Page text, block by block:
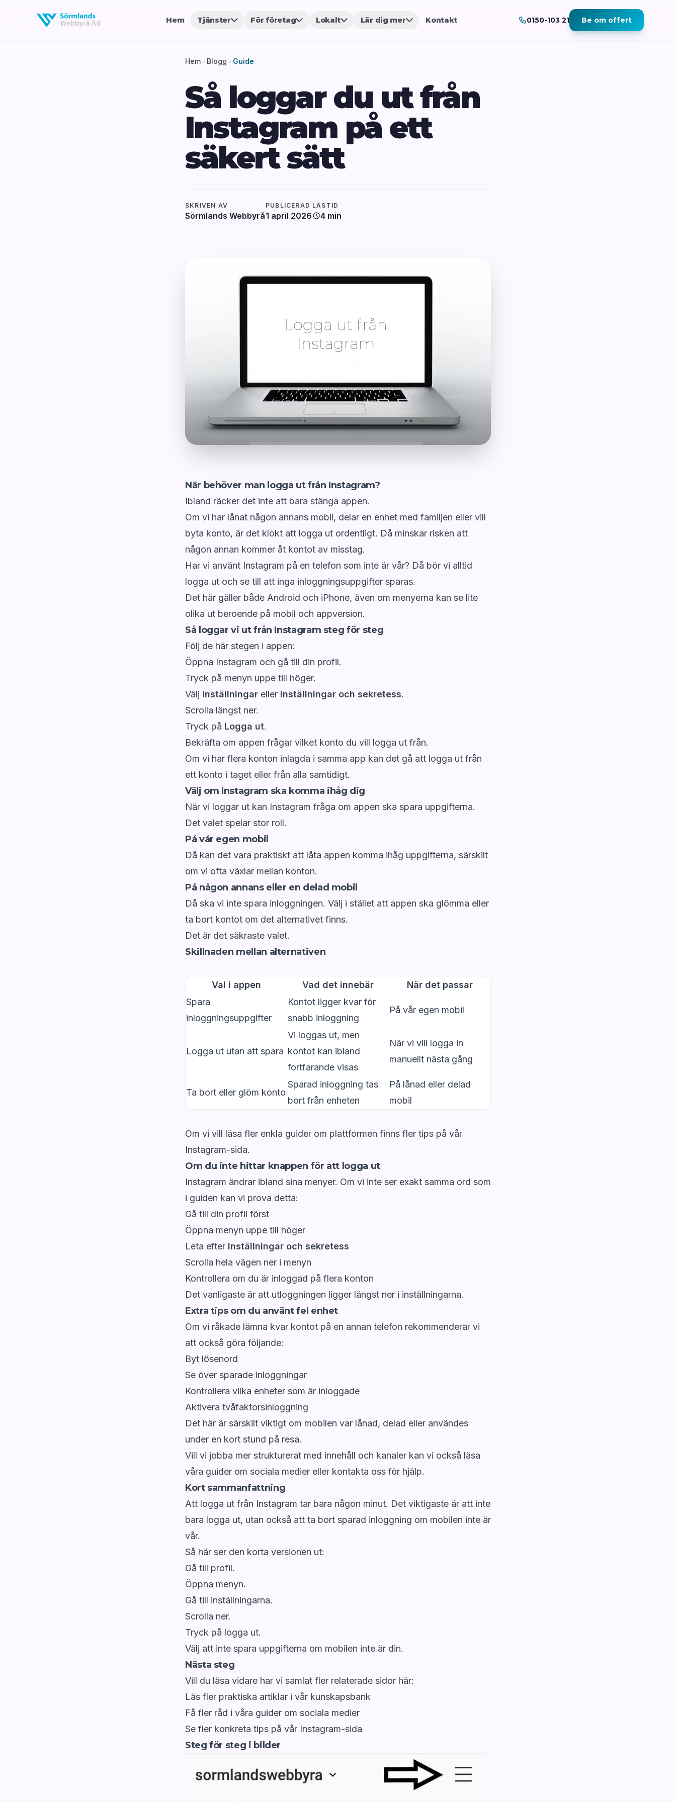
Hem Tjänster För företag Lokalt Lär dig mer Kontakt 0150-103 21 Be om offert
Hem Blogg Guide
Så loggar du ut från
Instagram på ett
säkert sätt
SKRIVEN AV
Sörmlands Webbyrå
PUBLICERAD
1 april 2026
LÄSTID
4 min
När behöver man logga ut från Instagram?
Ibland räcker det inte att bara stänga appen.
Om vi har lånat någon annans mobil, delar en enhet med familjen eller vill
byta konto, är det klokt att logga ut ordentligt. Då minskar risken att
någon annan kommer åt kontot av misstag.
Har vi använt Instagram på en telefon som inte är vår? Då bör vi alltid
logga ut och se till att inga inloggningsuppgifter sparas.
Det här gäller både Android och iPhone, även om menyerna kan se lite
olika ut beroende på mobil och appversion.
Så loggar vi ut från Instagram steg för steg
Följ de här stegen i appen:
Öppna Instagram och gå till din profil.
Tryck på menyn uppe till höger.
Välj Inställningar eller Inställningar och sekretess.
Scrolla längst ner.
Tryck på Logga ut.
Bekräfta om appen frågar vilket konto du vill logga ut från.
Om vi har flera konton inlagda i samma app kan det gå att logga ut från
ett konto i taget eller från alla samtidigt.
Välj om Instagram ska komma ihåg dig
När vi loggar ut kan Instagram fråga om appen ska spara uppgifterna.
Det valet spelar stor roll.
På vår egen mobil
Då kan det vara praktiskt att låta appen komma ihåg uppgifterna, särskilt
om vi ofta växlar mellan konton.
På någon annans eller en delad mobil
Då ska vi inte spara inloggningen. Välj i stället att appen ska glömma eller
ta bort kontot om det alternativet finns.
Det är det säkraste valet.
Skillnaden mellan alternativen
Val i appen Vad det innebär
När det passar
Spara
inloggningsuppgifter
Kontot ligger kvar för
snabb inloggning
På vår egen mobil
Logga ut utan att spara
Vi loggas ut, men
kontot kan ibland
fortfarande visas
När vi vill logga in
manuellt nästa gång
Ta bort eller glöm konto
Sparad inloggning tas
bort från enheten
På lånad eller delad
mobil
Om vi vill läsa fler enkla guider om plattformen finns fler tips på vår
Instagram-sida.
Om du inte hittar knappen för att logga ut
Instagram ändrar ibland sina menyer. Om vi inte ser exakt samma ord som
i guiden kan vi prova detta:
Gå till din profil först
Öppna menyn uppe till höger
Leta efter Inställningar och sekretess
Scrolla hela vägen ner i menyn
Kontrollera om du är inloggad på flera konton
Det vanligaste är att utloggningen ligger längst ner i inställningarna.
Extra tips om du använt fel enhet
Om vi råkade lämna kvar kontot på en annan telefon rekommenderar vi
att också göra följande:
Byt lösenord
Se över sparade inloggningar
Kontrollera vilka enheter som är inloggade
Aktivera tvåfaktorsinloggning
Det här är särskilt viktigt om mobilen var lånad, delad eller användes
under en kort stund på resa.
Vill vi jobba mer strukturerat med innehåll och kanaler kan vi också läsa
våra guider om sociala medier eller kontakta oss för hjälp.
Kort sammanfattning
Att logga ut från Instagram tar bara någon minut. Det viktigaste är att inte
bara logga ut, utan också att ta bort sparad inloggning om mobilen inte är
vår.
Så här ser den korta versionen ut:
Gå till profil.
Öppna menyn.
Gå till inställningarna.
Scrolla ner.
Tryck på logga ut.
Välj att inte spara uppgifterna om mobilen inte är din.
Nästa steg
Vill du läsa vidare har vi samlat fler relaterade sidor här:
Läs fler praktiska artiklar i vår kunskapsbank
Få fler råd i våra guider om sociala medier
Se fler konkreta tips på vår Instagram-sida
Steg för steg i bilder